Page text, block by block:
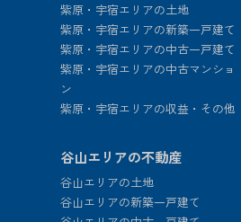
紫原・宇宿エリアの土地
紫原・宇宿エリアの新築一戸建て
紫原・宇宿エリアの中古一戸建て
紫原・宇宿エリアの中古マンショ
ン
紫原・宇宿エリアの収益・その他
谷山エリアの不動産
谷山エリアの土地
谷山エリアの新築一戸建て